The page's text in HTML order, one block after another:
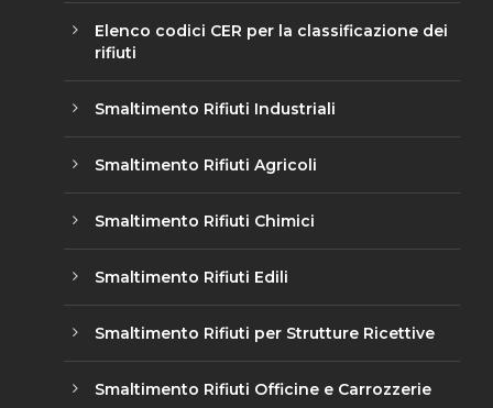
Elenco codici CER per la classificazione dei
rifiuti
Smaltimento Rifiuti Industriali
Smaltimento Rifiuti Agricoli
Smaltimento Rifiuti Chimici
Smaltimento Rifiuti Edili
Smaltimento Rifiuti per Strutture Ricettive
Smaltimento Rifiuti Officine e Carrozzerie